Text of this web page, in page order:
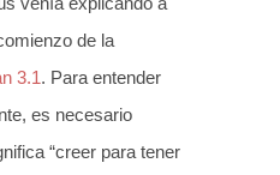
de la
3.1. Para entender
es necesario
“creer para tener